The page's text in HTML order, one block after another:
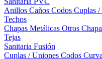
Anillos Caños Codos Cuplas
Techos
Chapas Metálicas Otros
Tejas
Sanitaria Fusión
Cuplas / Uniones Codos